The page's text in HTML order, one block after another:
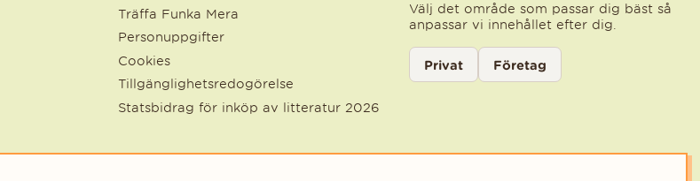
Träffa Funka Mera
Personuppgifter
Cookies
Tillgänglighetsredogörelse
Statsbidrag för inköp av litteratur 2026
Välj det område som passar dig bäst så
anpassar vi innehållet efter dig.
Välj kategori för nyhetsbrev
Privat Företag